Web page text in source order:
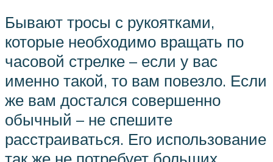
Бывают тросы с рукоятками,
которые необходимо вращать по
часовой стрелке – если у вас
именно такой, то вам повезло. Если
же вам достался совершенно
обычный – не спешите
расстраиваться. Его использование